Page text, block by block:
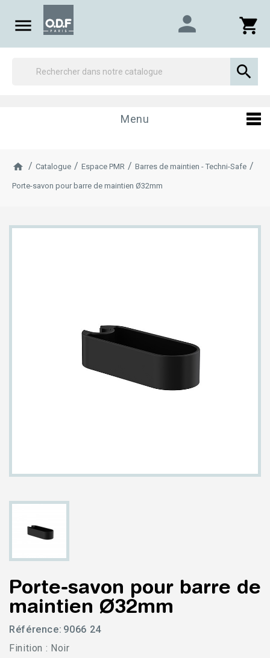
 shopping_cart
person

Menu
Catalogue Espace PMR Barres de maintien - Techni-Safe
Porte-savon pour barre de maintien Ø32mm
Porte-savon pour barre de
maintien Ø32mm
Référence: 9066 24
Finition : Noir